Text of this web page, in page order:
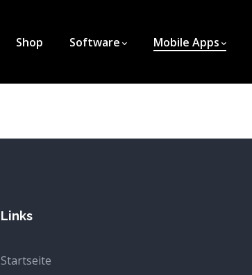
Shop Software Mobile Apps
Links
Startseite